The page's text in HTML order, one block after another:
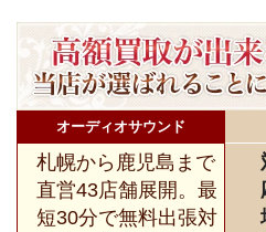
オーディオサウンド
札幌から鹿児島まで
直営43店舗展開。最
短30分で無料出張対